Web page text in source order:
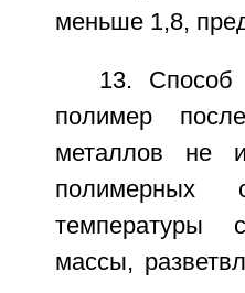
меньше 1,8,
13.
полимер
металлов не
полимерных
температуры
массы,